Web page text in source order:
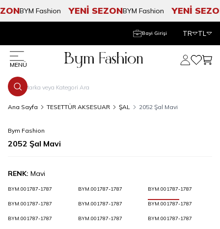
BYM Fashion YENİ SEZONBYM Fashion YENİ
Bayi Girişi TR TL
MENÜ
Hesabım
Ana Sayfa TESETTÜR AKSESUAR ŞAL 2052 Şal Mavi
Bym Fashion
2052 Şal Mavi
RENK: Mavi
BYM.001787-1787 BYM.001787-1787 BYM.001787-1787
BYM.001787-1787 BYM.001787-1787 BYM.001787-1787
BYM.001787-1787 BYM.001787-1787 BYM.001787-1787